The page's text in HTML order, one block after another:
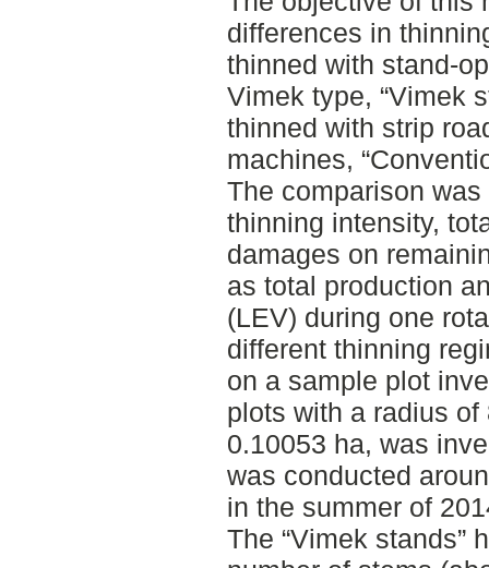
differences in
thinned with stand-
Vimek type, “Vimek
thinned with strip
machines,
The comparison
thinning intensity,
damages on
as total production
(LEV) during one
different thinning
on a sample plot
plots with a radius
0.10053 ha, was
was conducted
in the summer of
The “Vimek stands”